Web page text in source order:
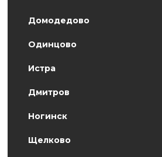
Домодедово
Одинцово
Истра
Дмитров
Ногинск
Щелково